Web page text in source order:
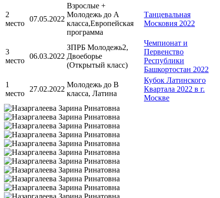
2
место
07.05.2022
Взрослые +
Молодежь до A
класса,Европейская
программа
Танцевальная
Московия 2022
3
место
06.03.2022
ЗПРБ Молодежь2,
Двоеборье
(Открытый класс)
Чемпионат и
Первенство
Республики
Башкортостан 2022
1
место
27.02.2022
Молодежь до B
класса, Латина
Кубок Латинского
Квартала 2022 в г.
Москве